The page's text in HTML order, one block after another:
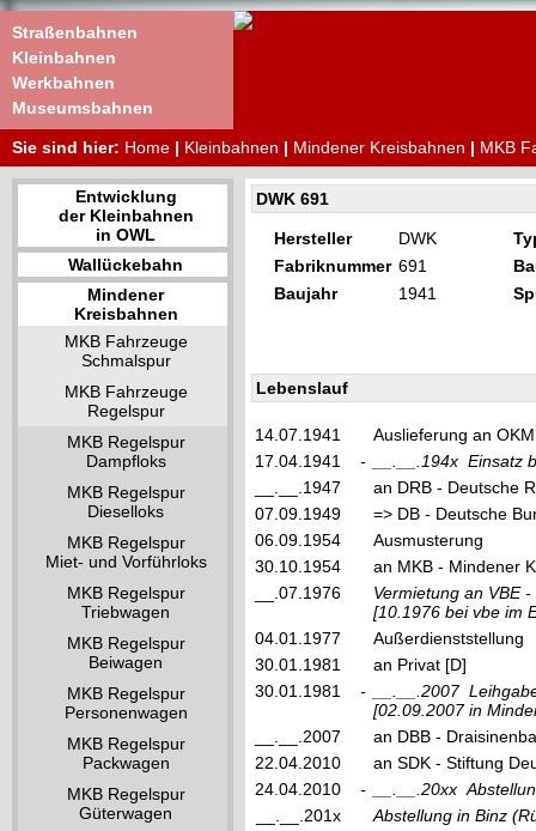
Straßenbahnen
Kleinbahnen
Werkbahnen
Museumsbahnen
Sie sind hier: Home | Kleinbahnen | Mindener Kreisbahnen | MKB
Entwicklung
der Kleinbahnen
in OWL
Wallückebahn
Mindener
Kreisbahnen
MKB Fahrzeuge
Schmalspur
MKB Fahrzeuge
Regelspur
MKB Regelspur
Dampfloks
MKB Regelspur
Dieselloks
MKB Regelspur
Miet- und Vorführloks
MKB Regelspur
Triebwagen
MKB Regelspur
Beiwagen
MKB Regelspur
Personenwagen
MKB Regelspur
Packwagen
MKB Regelspur
Güterwagen
DWK 691
Hersteller DWK
Fabriknummer 691
Baujahr
1941
Lebenslauf
14.07.1941
Auslieferung an
17.04.1941
- __.__.194x Einsatz
__.__.1947
an DRB - Deutsche
07.09.1949
=> DB - Deutsche
06.09.1954
Ausmusterung
30.10.1954
an MKB - Mindener
__.07.1976
Vermietung an VBE
[10.1976 bei vbe im
04.01.1977
Außerdienststellung
30.01.1981
an Privat [D]
30.01.1981
- __.__.2007
[02.09.2007 in
__.__.2007
an DBB -
22.04.2010
an SDK - Stiftung
24.04.2010
- __.__.20xx
__.__.201x
Abstellung in Binz